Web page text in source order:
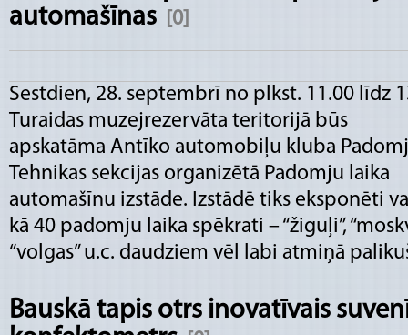
automašīnas
[0]
Sestdien, 28. septembrī no plkst. 11.00 līdz
Turaidas muzejrezervāta teritorijā būs
apskatāma Antīko automobiļu kluba
Tehnikas sekcijas organizētā Padomju laika
automašīnu izstāde. Izstādē tiks eksponēti
kā 40 padomju laika spēkrati – “žiguļi”,
“volgas” u.c. daudziem vēl labi atmiņā
Bauskā tapis otrs inovatīvais